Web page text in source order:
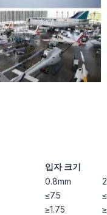
입자 크기
0.8mm
≤7.5
≥1.75